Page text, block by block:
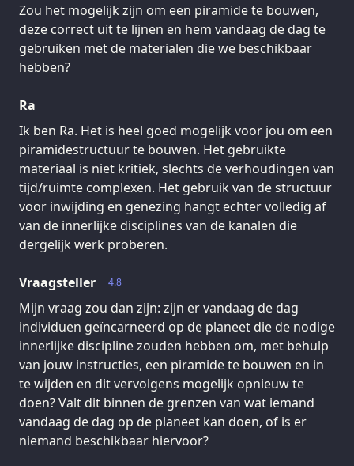
Zou het mogelijk zijn om een piramide te bouwen,
deze correct uit te lijnen en hem vandaag de dag te
gebruiken met de materialen die we beschikbaar
hebben?
Ra
Ik ben Ra. Het is heel goed mogelijk voor jou om een
piramidestructuur te bouwen. Het gebruikte
materiaal is niet kritiek, slechts de verhoudingen van
tijd/ruimte complexen. Het gebruik van de structuur
voor inwijding en genezing hangt echter volledig af
van de innerlijke disciplines van de kanalen die
dergelijk werk proberen.
4.8
Vraagsteller
Mijn vraag zou dan zijn: zijn er vandaag de dag
individuen geïncarneerd op de planeet die de nodige
innerlijke discipline zouden hebben om, met behulp
van jouw instructies, een piramide te bouwen en in
te wijden en dit vervolgens mogelijk opnieuw te
doen? Valt dit binnen de grenzen van wat iemand
vandaag de dag op de planeet kan doen, of is er
niemand beschikbaar hiervoor?